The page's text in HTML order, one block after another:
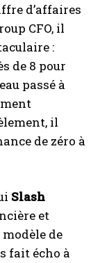
d’affaires
CFO, il
:
de 8 pour
passé à
il
de zéro à
Slash
et
de
fait écho à